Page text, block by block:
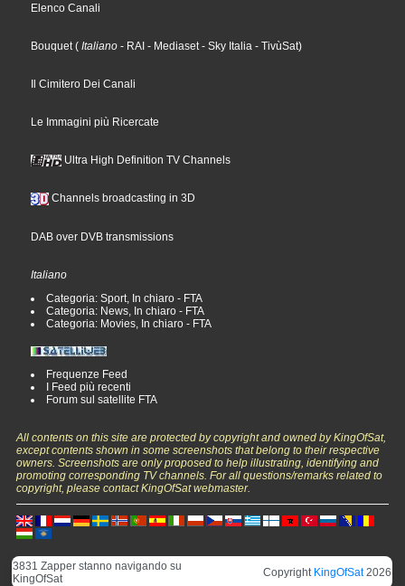
Elenco Canali
Bouquet ( Italiano - RAI - Mediaset - Sky Italia - TivùSat)
Il Cimitero Dei Canali
Le Immagini più Ricercate
Ultra High Definition TV Channels
Channels broadcasting in 3D
DAB over DVB transmissions
Italiano
Categoria: Sport, In chiaro - FTA
Categoria: News, In chiaro - FTA
Categoria: Movies, In chiaro - FTA
Frequenze Feed
I Feed più recenti
Forum sul satellite FTA
All contents on this site are protected by copyright and owned by KingOfSat,
except contents shown in some screenshots that belong to their respective
owners. Screenshots are only proposed to help illustrating, identifying and
promoting corresponding TV channels. For all questions/remarks related to
copyright, please contact KingOfSat webmaster.
3831 Zapper stanno navigando su
KingOfSat
Copyright KingOfSat2026